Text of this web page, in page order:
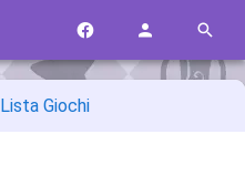
Lista Giochi